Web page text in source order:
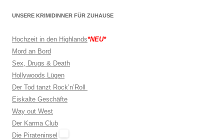
UNSERE KRIMIDINNER FÜR ZUHAUSE
Hochzeit in den Highlands*NEU*
Mord an Bord
Sex, Drugs & Death
Hollywoods Lügen
Der Tod tanzt Rock’n’Roll
Eiskalte Geschäfte
Way out West
Der Karma Club
Die Pirateninsel